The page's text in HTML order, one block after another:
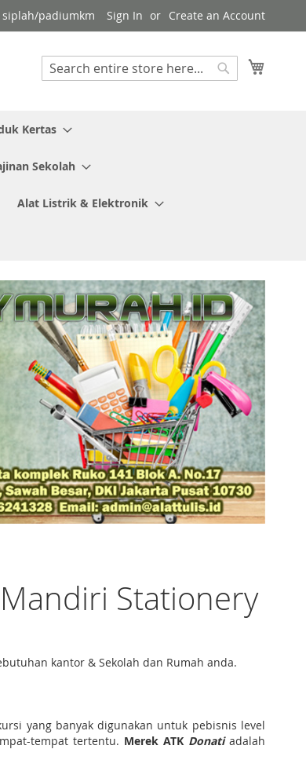
padiumkm Sign In Create an Account
Search
Kertas
Sekolah
Alat Listrik & Elektronik
Stationery
kantor & Sekolah dan Rumah anda.
yang banyak digunakan untuk pebisnis level
tempat tertentu. Merek ATK Donatiadalah